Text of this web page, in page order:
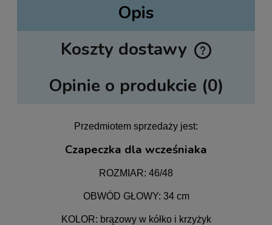
Opis
Koszty dostawy
Cena nie zawiera ewentualnych kosztów płatności
Opinie o produkcie (0)
Przedmiotem sprzedaży jest:
Czapeczka dla wcześniaka
ROZMIAR: 46/48
OBWÓD GŁOWY: 34 cm
KOLOR: brązowy w kółko i krzyżyk